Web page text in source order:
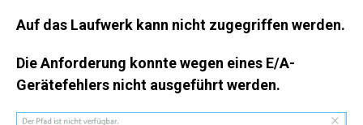
Auf das Laufwerk kann nicht zugegriffen werden.
Die Anforderung konnte wegen eines E/A-
Gerätefehlers nicht ausgeführt werden.